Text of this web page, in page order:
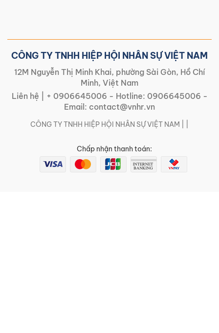
CÔNG TY TNHH HIỆP HỘI NHÂN SỰ VIỆT NAM
12M Nguyễn Thị Minh Khai, phường Sài Gòn, Hồ Chí
Minh, Việt Nam
Liên hệ |
+ 0906645006 - Hotline: 0906645006 -
Email: contact@vnhr.vn
CÔNG TY TNHH HIỆP HỘI NHÂN SỰ VIỆT NAM | |
Chấp nhận thanh toán: